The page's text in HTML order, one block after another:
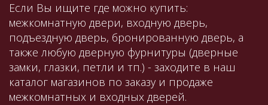
Если Вы ищите где можно купить:
межкомнатную двери, входную дверь,
подъездную дверь, бронированную дверь, а
также любую дверную фурнитуры (дверные
замки, глазки, петли и тп.) - заходите в наш
каталог магазинов по заказу и продаже
межкомнатных и входных дверей.